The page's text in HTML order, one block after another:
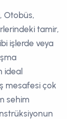
Otobüs,
tamir,
işlerde veya
ideal
mesafesi çok
sehim